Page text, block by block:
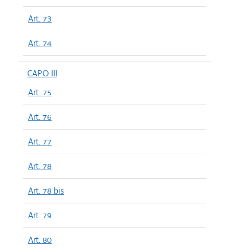
Art. 73
Art. 74
CAPO III
Art. 75
Art. 76
Art. 77
Art. 78
Art. 78 bis
Art. 79
Art. 80